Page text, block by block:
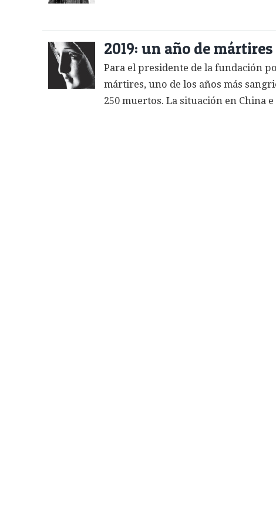
2019: un año de mártires
Para el presidente de la fundación
mártires, uno de los años más
250 muertos. La situación en China